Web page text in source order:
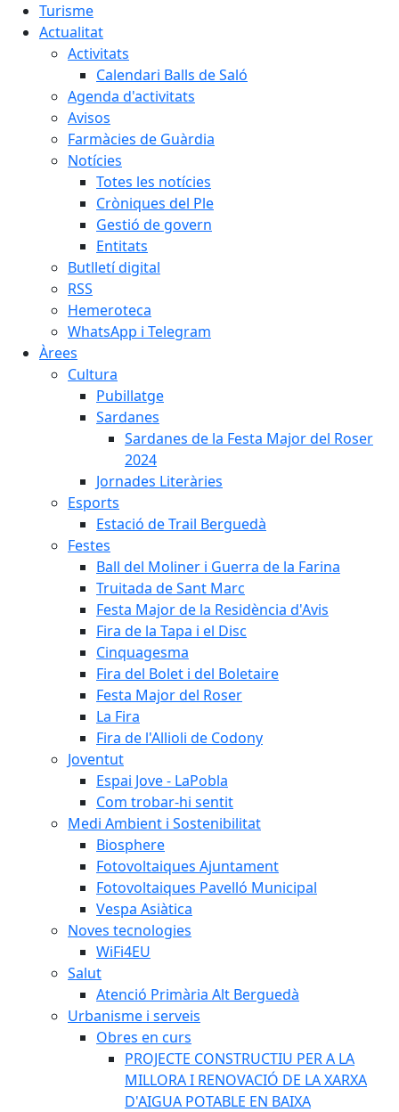
Turisme
Actualitat
Activitats
Calendari Balls de Saló
Agenda d'activitats
Avisos
Farmàcies de Guàrdia
Notícies
Totes les notícies
Cròniques del Ple
Gestió de govern
Entitats
Butlletí digital
RSS
Hemeroteca
WhatsApp i Telegram
Àrees
Cultura
Pubillatge
Sardanes
Sardanes de la Festa Major del Roser
2024
Jornades Literàries
Esports
Estació de Trail Berguedà
Festes
Ball del Moliner i Guerra de la Farina
Truitada de Sant Marc
Festa Major de la Residència d'Avis
Fira de la Tapa i el Disc
Cinquagesma
Fira del Bolet i del Boletaire
Festa Major del Roser
La Fira
Fira de l'Allioli de Codony
Joventut
Espai Jove - LaPobla
Com trobar-hi sentit
Medi Ambient i Sostenibilitat
Biosphere
Fotovoltaiques Ajuntament
Fotovoltaiques Pavelló Municipal
Vespa Asiàtica
Noves tecnologies
WiFi4EU
Salut
Atenció Primària Alt Berguedà
Urbanisme i serveis
Obres en curs
PROJECTE CONSTRUCTIU PER A LA
MILLORA I RENOVACIÓ DE LA XARXA
D'AIGUA POTABLE EN BAIXA